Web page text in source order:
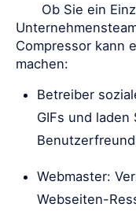
Ob Sie ein
Compressor kann
machen:
Betreiber
GIFs und
Webmaster:
Webseiten-